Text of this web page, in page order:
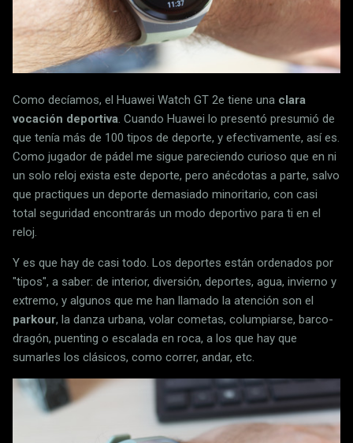
Como decíamos, el Huawei Watch GT 2e tiene una clara
vocación deportiva. Cuando Huawei lo presentó presumió de
que tenía más de 100 tipos de deporte, y efectivamente, así es.
Como jugador de pádel me sigue pareciendo curioso que en ni
un solo reloj exista este deporte, pero anécdotas a parte, salvo
que practiques un deporte demasiado minoritario, con casi
total seguridad encontrarás un modo deportivo para ti en el
reloj.
Y es que hay de casi todo. Los deportes están ordenados por
"tipos", a saber: de interior, diversión, deportes, agua, invierno y
extremo, y algunos que me han llamado la atención son el
parkour, la danza urbana, volar cometas, columpiarse, barco-
dragón, puenting o escalada en roca, a los que hay que
sumarles los clásicos, como correr, andar, etc.